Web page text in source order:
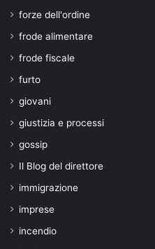
forze dell'ordine
frode alimentare
frode fiscale
furto
giovani
giustizia e processi
gossip
Il Blog del direttore
immigrazione
imprese
incendio